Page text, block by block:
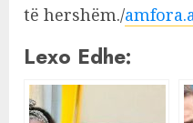
të hershëm./
Lexo Edhe: